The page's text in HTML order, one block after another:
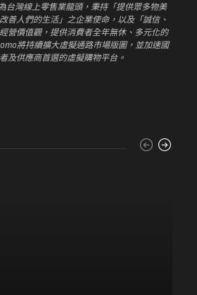
台灣線上零售業龍頭，秉持「提供眾多物美
善人們的生活」之企業使命，以及「誠信、
營價值觀，提供消費者全年無休、多元化的
將持續擴大虛擬通路市場版圖，並加速國
及供應商首選的虛擬購物平台。